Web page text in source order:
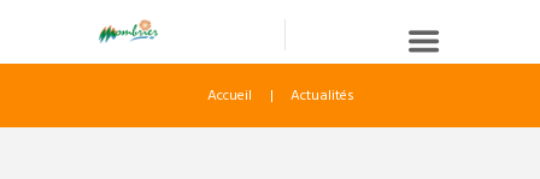
Accueil Actualités